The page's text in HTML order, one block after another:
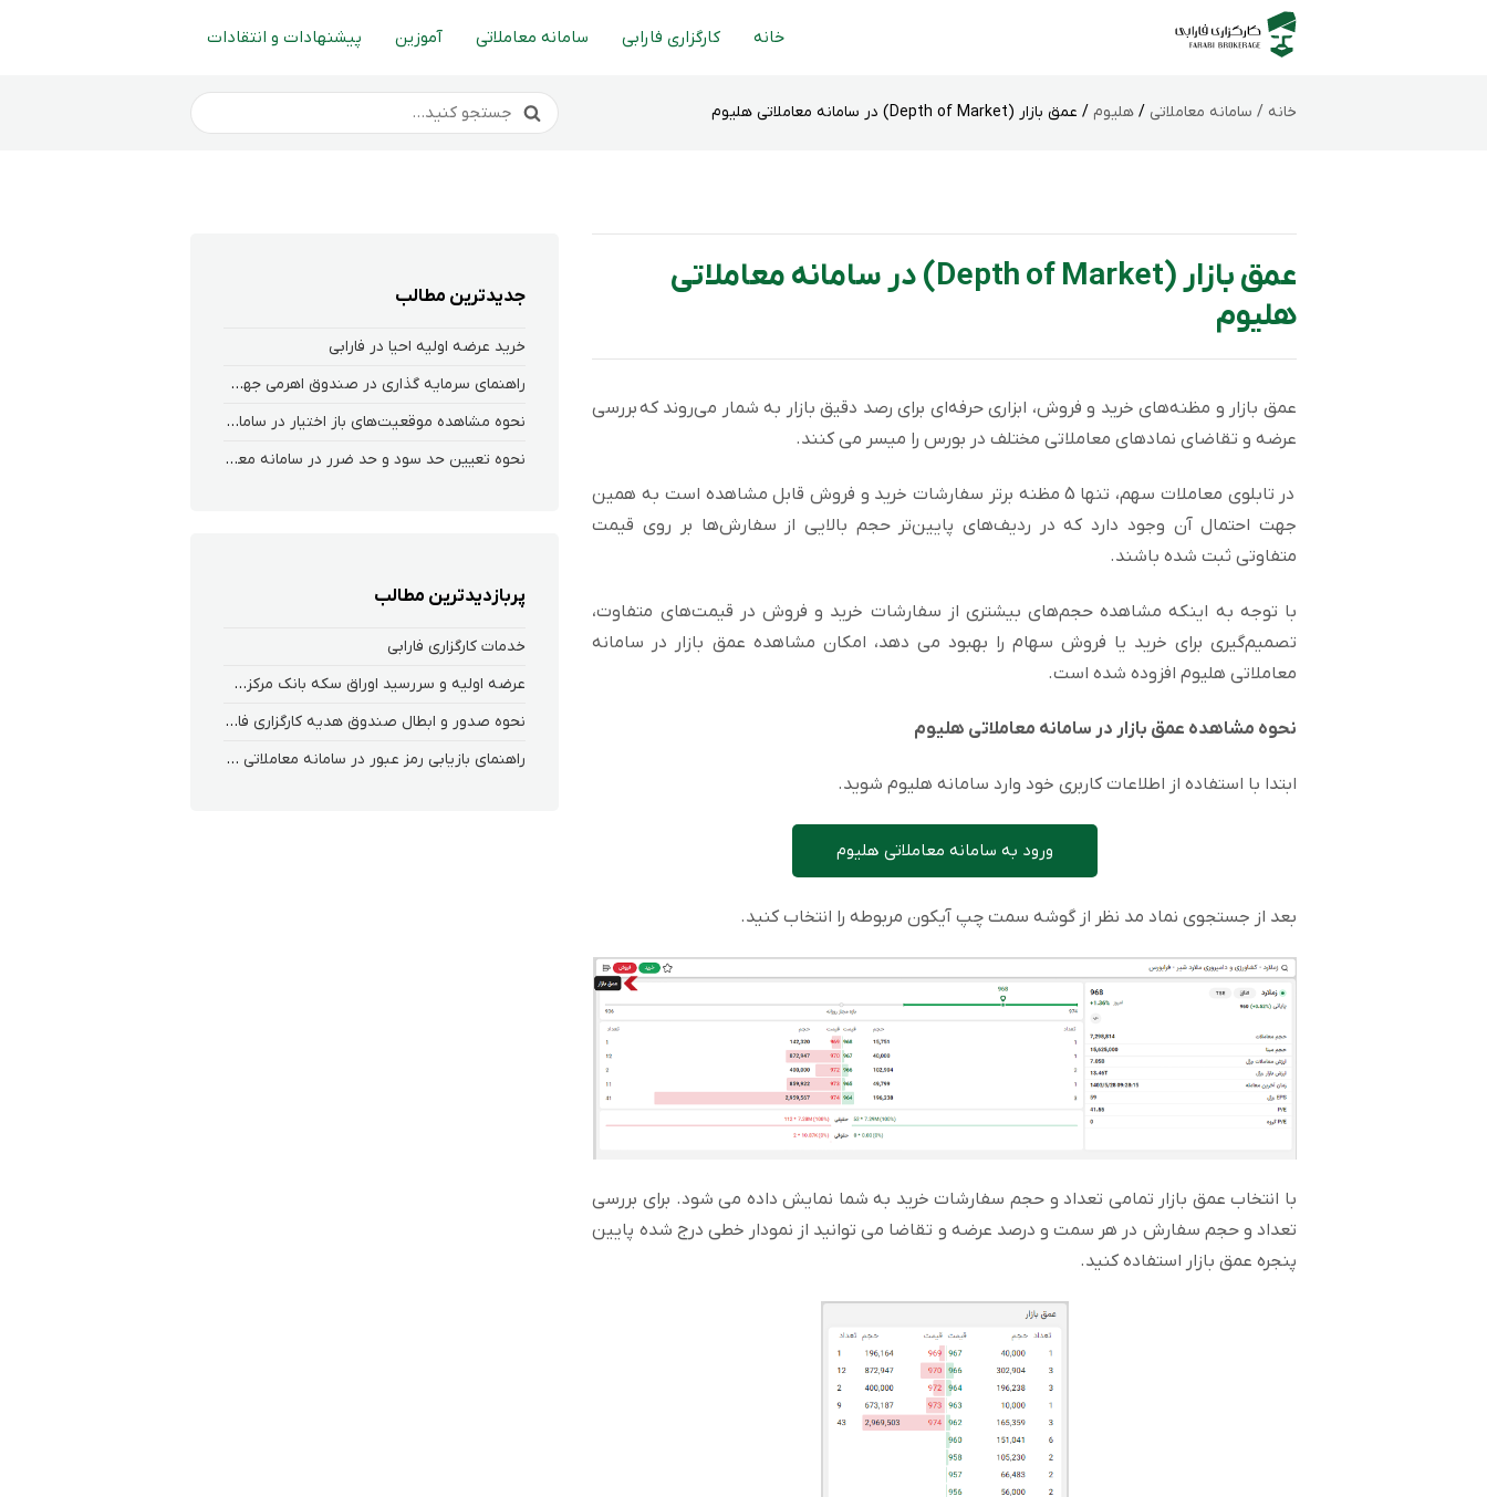
خانه کارگزاری فارابی سامانه معاملاتی آموزین پیشنهادات و انتقادات
خانه / سامانه‌ معاملاتی / هلیوم / عمق بازار (Depth of Market) در سامانه معاملاتی هلیوم
عمق بازار (Depth of Market) در سامانه معاملاتی
هلیوم
عمق بازار و مظنه‌های خرید و فروش، ابزاری حرفه‌ای برای رصد دقیق بازار به شمار می‌روند که بررسی
عرضه و تقاضای نمادهای معاملاتی مختلف در بورس را میسر می کنند.
در تابلوی معاملات سهم، تنها 5 مظنه برتر سفارشات خرید و فروش قابل مشاهده است به همین
جهت احتمال آن وجود دارد که در ردیف‌های پایین‌تر حجم بالایی از سفارش‌ها بر روی قیمت‌
متفاوتی ثبت شده باشند.
با توجه به اینکه مشاهده حجم‌های بیشتری از سفارشات خرید و فروش در قیمت‌های متفاوت،
تصمیم‌گیری برای خرید یا فروش سهام را بهبود می دهد، امکان مشاهده عمق بازار در سامانه
معاملاتی هلیوم افزوده شده است.
نحوه مشاهده عمق بازار در سامانه معاملاتی هلیوم
ابتدا با استفاده از اطلاعات کاربری خود وارد سامانه هلیوم شوید.
ورود به سامانه معاملاتی هلیوم
بعد از جستجوی نماد مد نظر از گوشه سمت چپ آیکون مربوطه را انتخاب کنید.
با انتخاب عمق بازار تمامی تعداد و حجم سفارشات خرید به شما نمایش داده می شود. برای بررسی
تعداد و حجم سفارش در هر سمت و درصد عرضه و تقاضا می توانید از نمودار خطی درج شده پایین
پنجره عمق بازار استفاده کنید.
جدیدترین مطالب
خرید عرضه اولیه احیا در فارابی
راهنمای سرمایه گذاری در صندوق اهرمی جهش
نحوه‌ مشاهده‌ موقعیت‌های باز اختیار در سامانه هلیوم و نکست
نحوه تعیین حد سود و حد ضرر در سامانه معاملاتی کارگزاری فارابی
پربازدیدترین مطالب
خدمات کارگزاری فارابی
عرضه اولیه و سررسید اوراق سکه بانک مرکزی در بورس کالا
نحوه صدور و ابطال صندوق هدیه کارگزاری فارابی
راهنمای بازیابی رمز عبور در سامانه معاملاتی ریواس